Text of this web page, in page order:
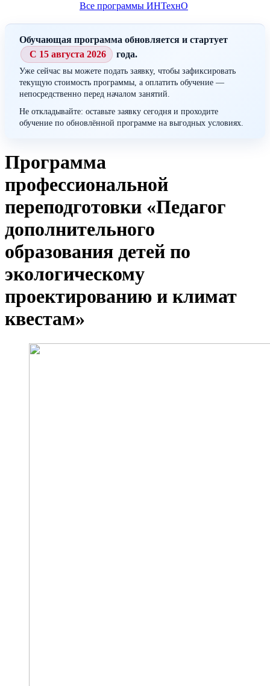
Все программы ИНТехнО
Обучающая программа обновляется и стартует
С 15 августа 2026
года.
Уже сейчас вы можете подать заявку, чтобы зафиксировать
текущую стоимость программы, а оплатить обучение —
непосредственно перед началом занятий.
Не откладывайте: оставьте заявку сегодня и проходите
обучение по обновлённой программе на выгодных условиях.
Программа
профессиональной
переподготовки «Педагог
дополнительного
образования детей по
экологическому
проектированию и климат
квестам»